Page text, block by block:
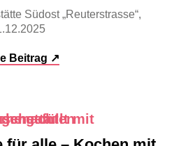
Südost „Reuterstrasse“,
Beitrag ↗